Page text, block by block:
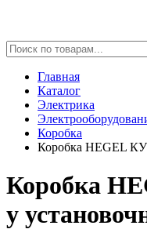
Главная
Каталог
Электрика
Коробка
Коробка HEGEL
Коробка
у